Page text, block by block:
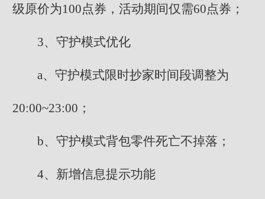
级原价为100点券，活动期间仅需60点券；
3、守护模式优化
a、守护模式限时抄家时间段调整为
20:00~23:00；
b、守护模式背包零件死亡不掉落；
4、新增信息提示功能